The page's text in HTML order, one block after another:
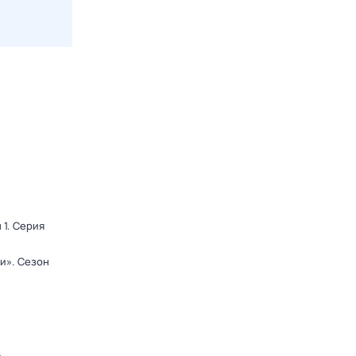
. Серия
. Сезон